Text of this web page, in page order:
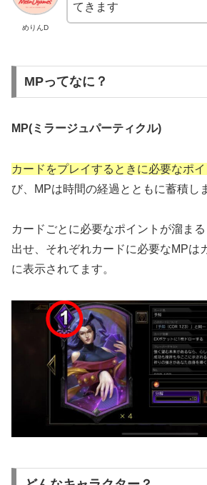
めりんD
てきます
MPってなに？
MP(ミラージュパーティクル)
カードをプレイするときに必要なポイ
び、MPは時間の経過とともに蓄積し
カードごとに必要なポイントが溜ま
出せ、それぞれカードに必要なMPは
に表示されてます。